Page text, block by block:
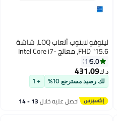
لينوفو لابتوب ألعاب LOQ، شاشة
15.6" FHD، معالج Intel Core i7-
جيجابايت SSD، NVIDIA GeForce RTX
5060 8 جيجابايت، ويندوز 11 هوم
5.0
1
د.ك‏431.09
لك رصيد مسترجع 10% + 1
احصل عليه خلال 13 - 14